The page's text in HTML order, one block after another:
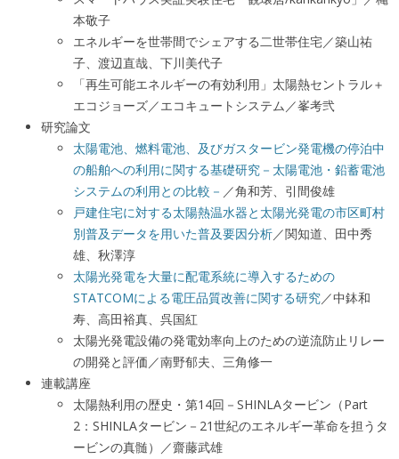
本敬子
エネルギーを世帯間でシェアする二世帯住宅／築山祐
子、渡辺直哉、下川美代子
「再生可能エネルギーの有効利用」太陽熱セントラル＋
エコジョーズ／エコキュートシステム／峯考弐
研究論文
太陽電池、燃料電池、及びガスタービン発電機の停泊中
の船舶への利用に関する基礎研究－太陽電池・鉛蓄電池
システムの利用との比較－ ／角和芳、引間俊雄
戸建住宅に対する太陽熱温水器と太陽光発電の市区町村
別普及データを用いた普及要因分析／関知道、田中秀
雄、秋澤淳
太陽光発電を大量に配電系統に導入するための
STATCOMによる電圧品質改善に関する研究／中鉢和
寿、高田裕真、呉国紅
太陽光発電設備の発電効率向上のための逆流防止リレー
の開発と評価／南野郁夫、三角修一
連載講座
太陽熱利用の歴史・第14回－SHINLAタービン（Part
2：SHINLAタービン－21世紀のエネルギー革命を担うタ
ービンの真髄）／齋藤武雄